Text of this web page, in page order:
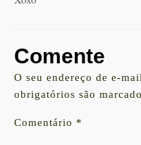
Comente
O seu endereço de e-
obrigatórios são
Comentário *